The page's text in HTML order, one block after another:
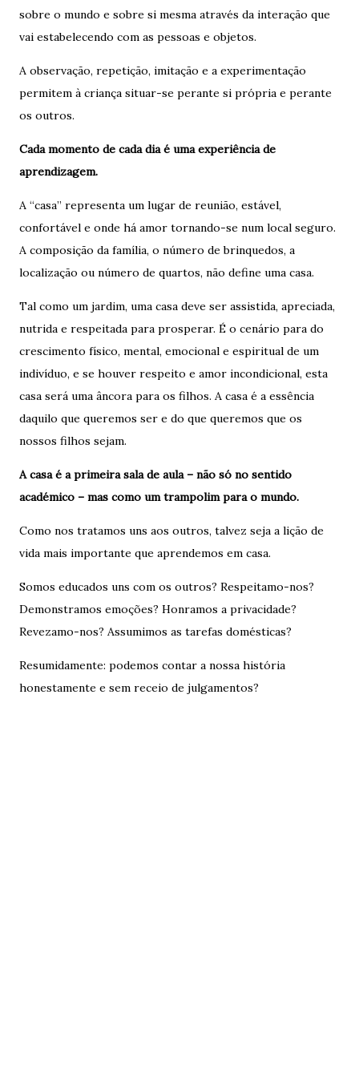
sobre o mundo e sobre si mesma através da interação que
vai estabelecendo com as pessoas e objetos.
A observação, repetição, imitação e a experimentação
permitem à criança situar-se perante si própria e perante
os outros.
Cada momento de cada dia é uma experiência de
aprendizagem.
A “casa” representa um lugar de reunião, estável,
confortável e onde há amor tornando-se num local seguro.
A composição da família, o número de brinquedos, a
localização ou número de quartos, não define uma casa.
Tal como um jardim, uma casa deve ser assistida, apreciada,
nutrida e respeitada para prosperar. É o cenário para do
crescimento físico, mental, emocional e espiritual de um
indivíduo, e se houver respeito e amor incondicional, esta
casa será uma âncora para os filhos. A casa é a essência
daquilo que queremos ser e do que queremos que os
nossos filhos sejam.
A casa é a primeira sala de aula – não só no sentido
académico – mas como um trampolim para o mundo.
Como nos tratamos uns aos outros, talvez seja a lição de
vida mais importante que aprendemos em casa.
Somos educados uns com os outros? Respeitamo-nos?
Demonstramos emoções? Honramos a privacidade?
Revezamo-nos? Assumimos as tarefas domésticas?
Resumidamente: podemos contar a nossa história
honestamente e sem receio de julgamentos?